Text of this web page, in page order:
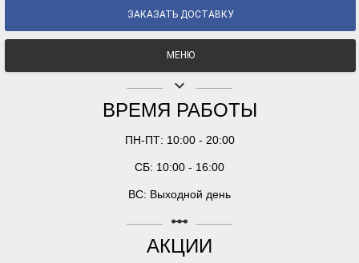
ЗАКАЗАТЬ ДОСТАВКУ
МЕНЮ
keyboard_arrow_down
ВРЕМЯ РАБОТЫ
ПН-ПТ: 10:00 - 20:00
СБ: 10:00 - 16:00
ВС: Выходной день
linear_scale
АКЦИИ